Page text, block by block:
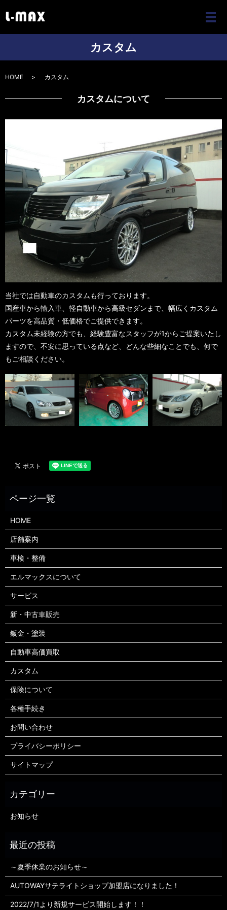
メ
カスタム
HOME カスタム
カスタムについて
当社では自動車のカスタムも行っております。
国産車から輸入車、軽自動車から高級セダンまで、幅広くカスタム
パーツを高品質・低価格でご提供できます。
カスタム未経験の方でも、経験豊富なスタッフが1からご提案いたし
ますので、不安に思っている点など、どんな些細なことでも、何で
もご相談ください。
HOME
店舗案内
車検・整備
エルマックスについて
サービス
新・中古車販売
鈑金・塗装
自動車高価買取
カスタム
保険について
各種手続き
お問い合わせ
プライバシーポリシー
サイトマップ
お知らせ
～夏季休業のお知らせ～
AUTOWAYサテライトショップ加盟店になりました！
2022/7/1より新規サービス開始します！！